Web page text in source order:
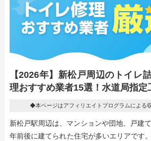
【2026年】新松戸周辺のトイレ
理おすすめ業者15選！水道局指定
◆本ページはアフィリエイトプログラムによる
新松戸駅周辺は、マンションや団地、戸建
年前後に建てられた住宅が多いエリアです